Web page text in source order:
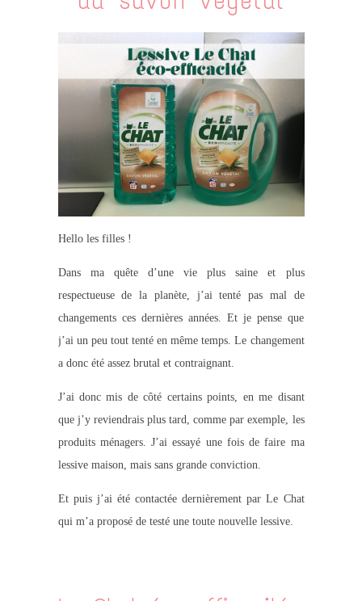
Hello les filles !
Dans ma quête d’une vie plus saine et plus
respectueuse de la planète, j’ai tenté pas mal de
changements ces dernières années. Et je pense que
j’ai un peu tout tenté en même temps. Le changement
a donc été assez brutal et contraignant.
J’ai donc mis de côté certains points, en me disant
que j’y reviendrais plus tard, comme par exemple, les
produits ménagers. J’ai essayé une fois de faire ma
lessive maison, mais sans grande conviction.
Et puis j’ai été contactée dernièrement par Le Chat
qui m’a proposé de testé une toute nouvelle lessive.